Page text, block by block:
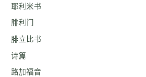
耶利米书
腓利门
腓立比书
诗篇
路加福音